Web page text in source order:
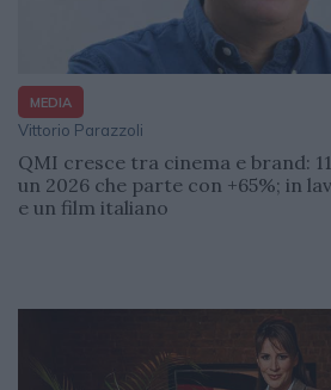
MEDIA
Vittorio Parazzoli
QMI cresce tra cinema e brand:
un 2026 che parte con +65%; in
e un film italiano